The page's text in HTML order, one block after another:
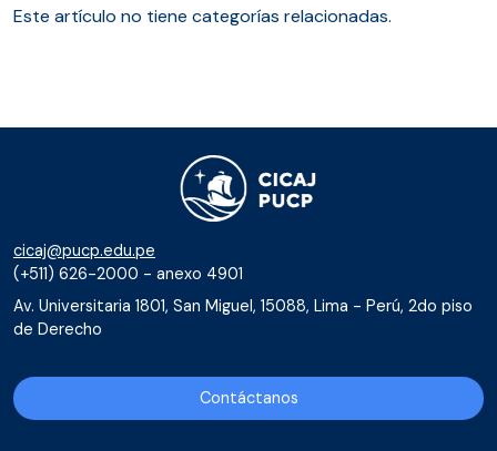
Este artículo no tiene categorías relacionadas.
cicaj@pucp.edu.pe
(+511) 626-2000 - anexo 4901
Av. Universitaria 1801, San Miguel, 15088, Lima - Perú, 2do piso
de Derecho
Contáctanos